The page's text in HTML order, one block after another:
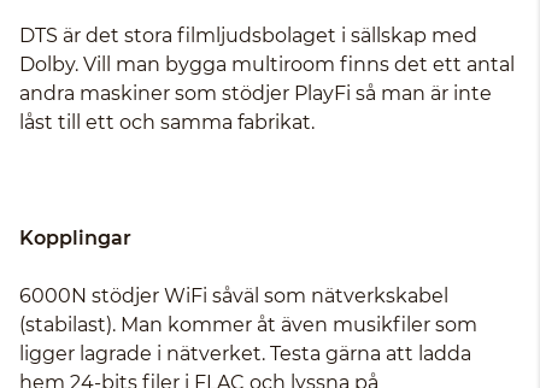
DTS är det stora filmljudsbolaget i sällskap med
Dolby. Vill man bygga multiroom finns det ett antal
andra maskiner som stödjer PlayFi så man är inte
låst till ett och samma fabrikat.
Kopplingar
6000N stödjer WiFi såväl som nätverkskabel
(stabilast). Man kommer åt även musikfiler som
ligger lagrade i nätverket. Testa gärna att ladda
hem 24-bits filer i FLAC och lyssna på